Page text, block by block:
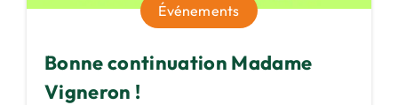
Événements
Bonne continuation Madame
Vigneron !